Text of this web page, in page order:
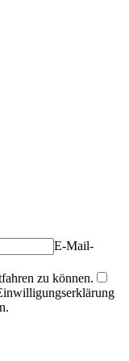
E-Mail-
zu können.